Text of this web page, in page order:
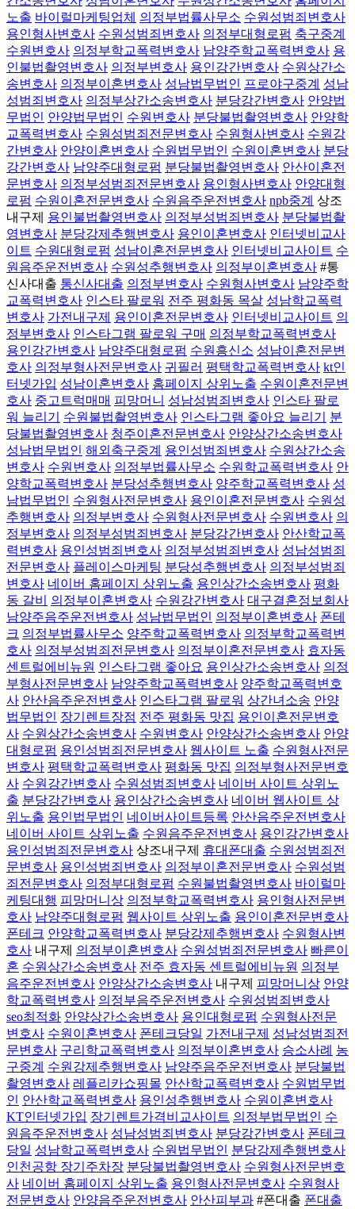
노출 바이럴마케팅업체 의정부법률사무소 수원성범죄변호사
용인형사변호사 수원성범죄변호사 의정부대형로펌 축구중계
수원변호사 의정부학교폭력변호사 남양주학교폭력변호사 용
인불법촬영변호사 의정부변호사 용인강간변호사 수원상간소
송변호사 의정부이혼변호사 성남법무법인 프로야구중계 성남
성범죄변호사 의정부상간소송변호사 분당강간변호사 안양법
무법인 안양법무법인 수원변호사 분당불법촬영변호사 안양학
교폭력변호사 수원성범죄전문변호사 수원형사변호사 수원강
간변호사 안양이혼변호사 수원법무법인 수원이혼변호사 분당
강간변호사 남양주대형로펌 분당불법촬영변호사 안산이혼전
문변호사 의정부성범죄전문변호사 용인형사변호사 안양대형
로펌 수원이혼전문변호사 수원음주운전변호사 npb중계 상조
내구제 용인불법촬영변호사 의정부성범죄변호사 분당불법촬
영변호사 분당강제추행변호사 용인이혼변호사 인터넷비교사
이트 수원대형로펌 성남이혼전문변호사 인터넷비교사이트 수
원음주운전변호사 수원성추행변호사 의정부이혼변호사 #통
신사대출 통신사대출 의정부변호사 수원형사변호사 남양주학
교폭력변호사 인스타 팔로워 전주 평화동 목살 성남학교폭력
변호사 가전내구제 용인이혼전문변호사 인터넷비교사이트 의
정부변호사 인스타그램 팔로워 구매 의정부학교폭력변호사
용인강간변호사 남양주대형로펌 수원흥신소 성남이혼전문변
호사 의정부형사전문변호사 귀필러 평택학교폭력변호사 kt인
터넷가입 성남이혼변호사 홈페이지 상위노출 수원이혼전문변
호사 중고트럭매매 피망머니 성남성범죄변호사 인스타 팔로
워 늘리기
수원불법촬영변호사 인스타그램 좋아요 늘리기
분
당불법촬영변호사 청주이혼전문변호사 안양상간소송변호사
성남법무법인 해외축구중계 용인성범죄변호사 수원상간소송
변호사 수원변호사 의정부법률사무소 수원학교폭력변호사 안
양학교폭력변호사 분당성추행변호사 양주학교폭력변호사 성
남법무법인 수원형사전문변호사 용인이혼전문변호사 수원성
추행변호사 의정부변호사 수원형사전문변호사 수원변호사 의
정부변호사 의정부성범죄변호사 분당강간변호사 안산학교폭
력변호사 용인성범죄변호사 의정부성범죄변호사 성남성범죄
전문변호사 플레이스마케팅 분당성추행변호사 의정부성범죄
변호사 네이버 홈페이지 상위노출 용인상간소송변호사 평화
동 갈비
의정부이혼변호사 수원강간변호사 대구결혼정보회사
남양주음주운전변호사 성남법무법인 의정부이혼변호사 폰테
크 의정부법률사무소 양주학교폭력변호사 의정부학교폭력변
호사 의정부성범죄전문변호사 의정부이혼전문변호사 효자동
센트럴에비뉴원 인스타그램 좋아요 용인상간소송변호사 의정
부형사전문변호사 남양주학교폭력변호사 양주학교폭력변호
사 안산음주운전변호사 인스타그램 팔로워 상간녀소송 안양
법무법인 장기렌트장점 전주 평화동 맛집 용인이혼전문변호
사 수원상간소송변호사 수원변호사 안양상간소송변호사 안양
대형로펌 용인성범죄전문변호사 웹사이트 노출 수원형사전문
변호사 평택학교폭력변호사 평화동 맛집 의정부형사전문변호
사 수원강간변호사 수원성범죄변호사 네이버 사이트 상위노
출 분당강간변호사 용인상간소송변호사 네이버 웹사이트 상
위노출 용인법무법인 네이버사이트등록 안산음주운전변호사
네이버 사이트 상위노출 수원음주운전변호사 용인강간변호사
용인성범죄전문변호사 상조내구제 휴대폰대출 수원성범죄전
문변호사 용인성범죄변호사 의정부이혼전문변호사 수원성범
죄전문변호사 의정부대형로펌 수원불법촬영변호사 바이럴마
케팅대행 피망머니상 의정부학교폭력변호사 용인형사전문변
호사 남양주대형로펌 웹사이트 상위노출 용인이혼전문변호사
폰테크 안양학교폭력변호사 분당강제추행변호사 수원형사변
호사 내구제 의정부이혼변호사 수원성범죄전문변호사 빠른이
혼 수원상간소송변호사 전주 효자동 센트럴에비뉴원 의정부
음주운전변호사 안양상간소송변호사 내구제 피망머니상 안양
학교폭력변호사 의정부음주운전변호사 수원성범죄변호사
seo최적화 안양상간소송변호사 용인대형로펌 수원형사전문
변호사 수원이혼변호사 폰테크당일 가전내구제 성남성범죄전
문변호사 구리학교폭력변호사 의정부이혼변호사 승소사례 농
구중계 수원강제추행변호사 남양주음주운전변호사 분당불법
촬영변호사 레플리카쇼핑몰 안산학교폭력변호사 수원법무법
인 안산학교폭력변호사 용인성추행변호사 수원이혼변호사
KT인터넷가입 장기렌트가격비교사이트 의정부법무법인 수
원음주운전변호사 성남성범죄변호사 분당강간변호사 폰테크
당일 성남학교폭력변호사 수원법무법인 분당강제추행변호사
인천공항 장기주차장 분당불법촬영변호사 수원형사전문변호
사 네이버 홈페이지 상위노출 용인형사전문변호사 수원형사
전문변호사 안양음주운전변호사 안산피부과 #폰대출 폰대출